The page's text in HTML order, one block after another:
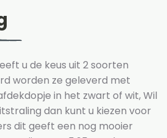
u de keus uit 2 soorten
worden ze geleverd met
in het zwart of wit, Wil
dan kunt u kiezen voor
dit geeft een nog mooier